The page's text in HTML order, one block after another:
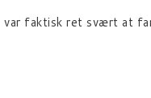
faktisk ret svært at